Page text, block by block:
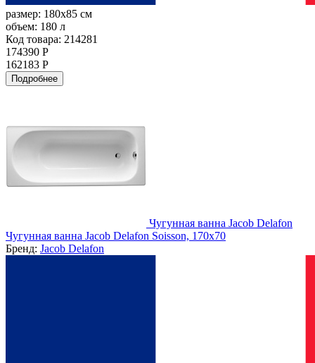
размер: 180x85 см
объем: 180 л
Код товара: 214281
174390 Р
162183 Р
Подробнее
Чугунная ванна Jacob Delafon
Чугунная ванна Jacob Delafon Soisson, 170x70
Бренд: Jacob Delafon